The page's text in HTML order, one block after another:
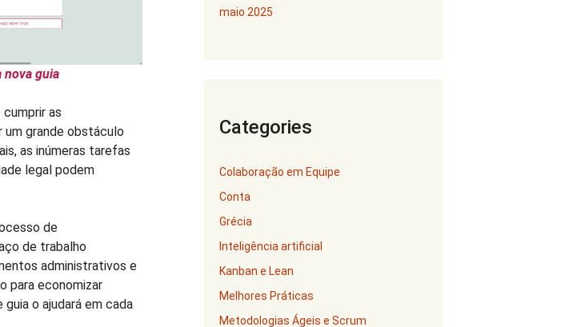
nova guia
as
um grande obstáculo
as inúmeras tarefas
legal podem
de
de trabalho
administrativos e
para economizar
o ajudará em cada
maio 2025
Categories
Colaboração em Equipe
Conta
Grécia
Inteligência artificial
Kanban e Lean
Melhores Práticas
Metodologias Ágeis e Scrum